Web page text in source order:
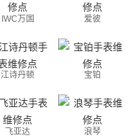
IWC万国 爱彼
江诗丹顿 宝铂
飞亚达 浪琴